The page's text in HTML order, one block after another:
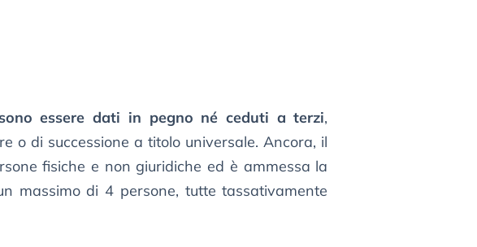
essere dati in pegno né ceduti a terzi,
o di successione a titolo universale. Ancora, il
fisiche e non giuridiche ed è ammessa la
massimo di 4 persone, tutte tassativamente